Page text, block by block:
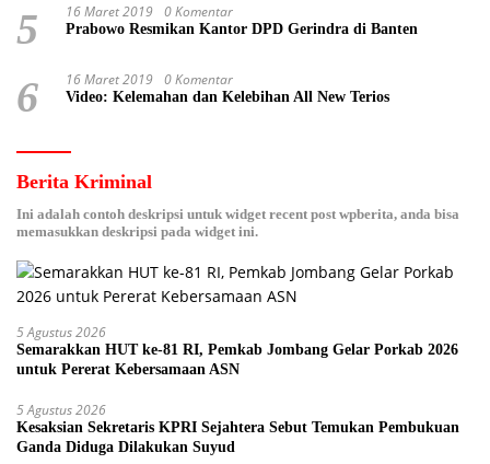
5 16 Maret 2019 0 Komentar
Prabowo Resmikan Kantor DPD Gerindra di Banten
6 16 Maret 2019 0 Komentar
Video: Kelemahan dan Kelebihan All New Terios
Berita Kriminal
Ini adalah contoh deskripsi untuk widget recent post wpberita, anda bisa
memasukkan deskripsi pada widget ini.
5 Agustus 2026
Semarakkan HUT ke-81 RI, Pemkab Jombang Gelar Porkab 2026
untuk Pererat Kebersamaan ASN
5 Agustus 2026
Kesaksian Sekretaris KPRI Sejahtera Sebut Temukan Pembukuan
Ganda Diduga Dilakukan Suyud